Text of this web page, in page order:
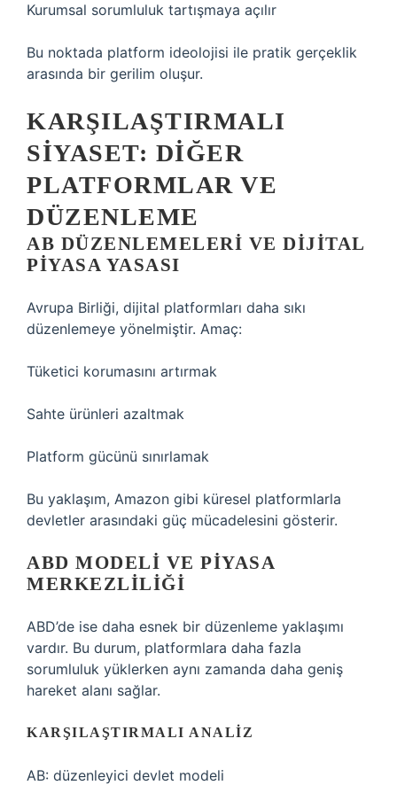
Kurumsal sorumluluk tartışmaya açılır
Bu noktada platform ideolojisi ile pratik gerçeklik
arasında bir gerilim oluşur.
KARŞILAŞTIRMALI
SIYASET: DIĞER
PLATFORMLAR VE
DÜZENLEME
AB DÜZENLEMELERI VE DIJITAL
PIYASA YASASI
Avrupa Birliği, dijital platformları daha sıkı
düzenlemeye yönelmiştir. Amaç:
Tüketici korumasını artırmak
Sahte ürünleri azaltmak
Platform gücünü sınırlamak
Bu yaklaşım, Amazon gibi küresel platformlarla
devletler arasındaki güç mücadelesini gösterir.
ABD MODELI VE PIYASA
MERKEZLILIĞI
ABD’de ise daha esnek bir düzenleme yaklaşımı
vardır. Bu durum, platformlara daha fazla
sorumluluk yüklerken aynı zamanda daha geniş
hareket alanı sağlar.
KARŞILAŞTIRMALI ANALIZ
AB: düzenleyici devlet modeli